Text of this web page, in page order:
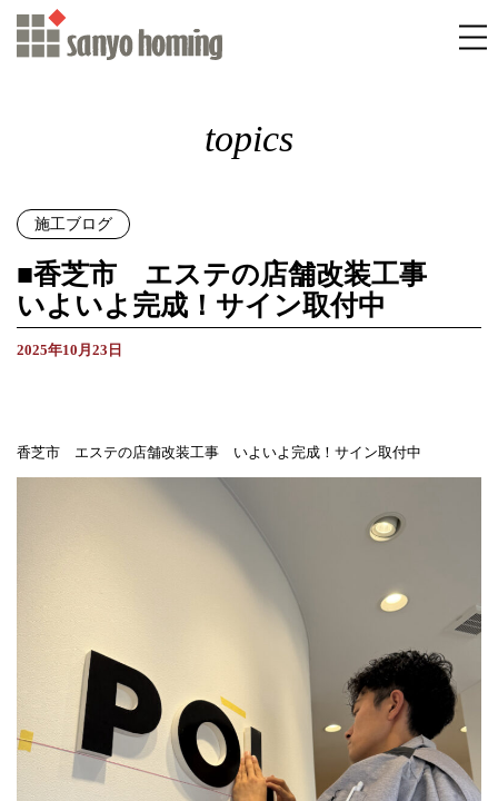
topics
施工ブログ
■香芝市 エステの店舗改装工事
いよいよ完成！サイン取付中
2025年10月23日
香芝市 エステの店舗改装工事 いよいよ完成！サイン取付中